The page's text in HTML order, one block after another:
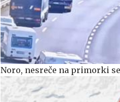
Noro, nesreče na primorki